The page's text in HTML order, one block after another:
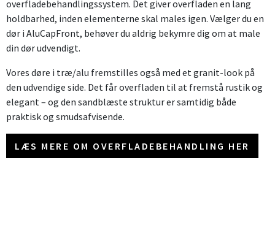
overfladebehandlingssystem. Det giver overfladen en lang
holdbarhed, inden elementerne skal males igen. Vælger du en
dør i AluCapFront, behøver du aldrig bekymre dig om at male
din dør udvendigt.
Vores døre i træ/alu fremstilles også med et granit-look på
den udvendige side. Det får overfladen til at fremstå rustik og
elegant – og den sandblæste struktur er samtidig både
praktisk og smudsafvisende.
LÆS MERE OM OVERFLADEBEHANDLING HER